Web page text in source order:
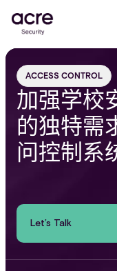
ACCESS CONTROL
加强学校
的独特需
问控制系
Let’s Talk